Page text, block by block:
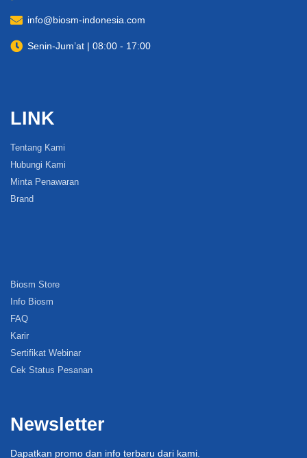
info@biosm-indonesia.com
Senin-Jum’at | 08:00 - 17:00
LINK
Tentang Kami
Hubungi Kami
Minta Penawaran
Brand
Biosm Store
Info Biosm
FAQ
Karir
Sertifikat Webinar
Cek Status Pesanan
Newsletter
Dapatkan promo dan info terbaru dari kami.